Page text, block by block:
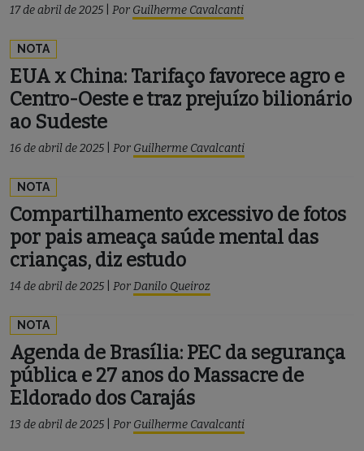
17 de abril de 2025 Por Guilherme Cavalcanti
NOTA
EUA x China: Tarifaço favorece agro e
Centro-Oeste e traz prejuízo bilionário
ao Sudeste
16 de abril de 2025 Por Guilherme Cavalcanti
NOTA
Compartilhamento excessivo de fotos
por pais ameaça saúde mental das
crianças, diz estudo
14 de abril de 2025 PorDanilo Queiroz
NOTA
Agenda de Brasília: PEC da segurança
pública e 27 anos do Massacre de
Eldorado dos Carajás
13 de abril de 2025 Por Guilherme Cavalcanti